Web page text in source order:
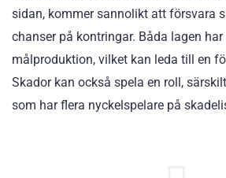
sidan, kommer sannolikt att försvara
chanser på kontringar. Båda lagen
målproduktion, vilket kan leda till en
Skador kan också spela en roll,
som har flera nyckelspelare på